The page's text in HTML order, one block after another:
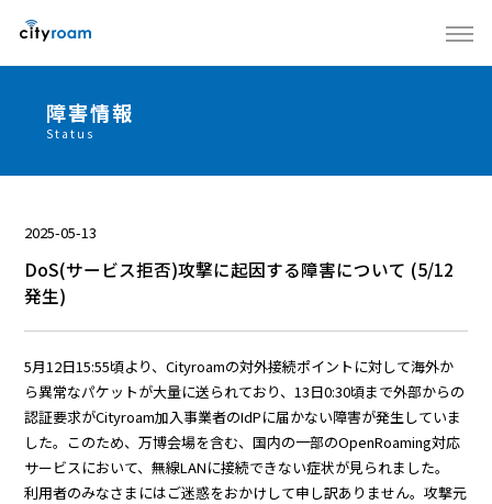
障害情報
Status
2025-05-13
DoS(サービス拒否)攻撃に起因する障害について (5/12
発生)
5月12日15:55頃より、Cityroamの対外接続ポイントに対して海外か
ら異常なパケットが大量に送られており、13日0:30頃まで外部からの
認証要求がCityroam加入事業者のIdPに届かない障害が発生していま
した。このため、万博会場を含む、国内の一部のOpenRoaming対応
サービスにおいて、無線LANに接続できない症状が見られました。
利用者のみなさまにはご迷惑をおかけして申し訳ありません。攻撃元